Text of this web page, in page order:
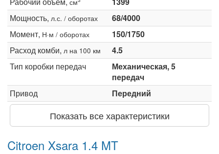
Мощность, л.с. / оборотах
68/4000
Момент, Н·м / оборотах
150/1750
Расход комби, л на 100 км
4.5
Тип коробки передач
Механическая, 5
передач
Привод
Передний
Показать все характеристики
Citroen Xsara 1.4 MT